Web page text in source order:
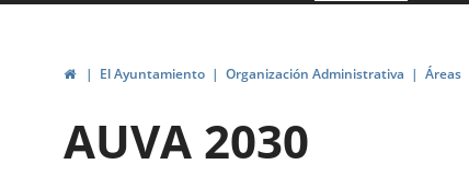
HomeEl Ayuntamiento Organización Administrativa Áreas
AUVA 2030